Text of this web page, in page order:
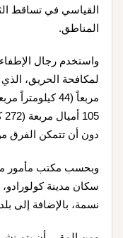
القياسي في تساقط
المناطق.
واستخدم رجال
مربعاً (44
دون أن تتمكن الفرق
وبحسب مكتب مأمور
نسمة، بالإضافة إلى